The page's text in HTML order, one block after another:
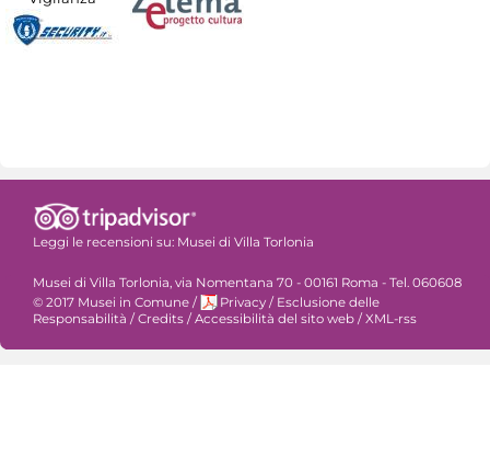
Leggi le recensioni su: Musei di Villa Torlonia
Musei di Villa Torlonia, via Nomentana 70 - 00161 Roma - Tel. 060608
© 2017 Musei in Comune / Privacy / Esclusione delle
Responsabilità /Credits /Accessibilità del sito web /XML-rss